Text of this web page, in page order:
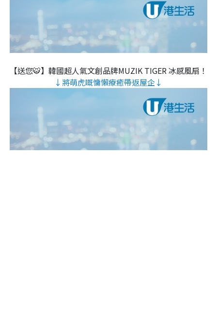
【送您🐯】韓國超人氣文創品牌MUZIK TIGER 冰感風扇！
↓將萌虎嘅慵懶療癒帶返屋企↓